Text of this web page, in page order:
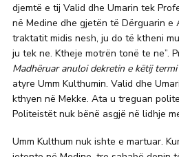
djemtë e tij Valid dhe Umarin tek
në Medine dhe gjetën të Dërguarin e
traktatit midis nesh, ju do të ktheni
ju tek ne. Ktheje motrën tonë te ne”.
Madhëruar anuloi dekretin e këtij termi
atyre Umm Kulthumin. Valid dhe
kthyen në Mekke. Ata u treguan
Politeistët nuk bënë asgjë në lidhje
Umm Kulthum nuk ishte e martuar.